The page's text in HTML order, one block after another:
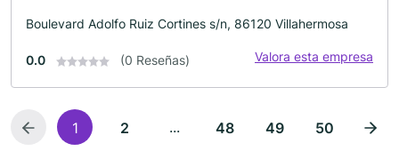
Boulevard Adolfo Ruiz Cortines s/n, 86120 Villahermosa
0.0 (0 Reseñas) Valora esta empresa
1 2 ... 48 49 50